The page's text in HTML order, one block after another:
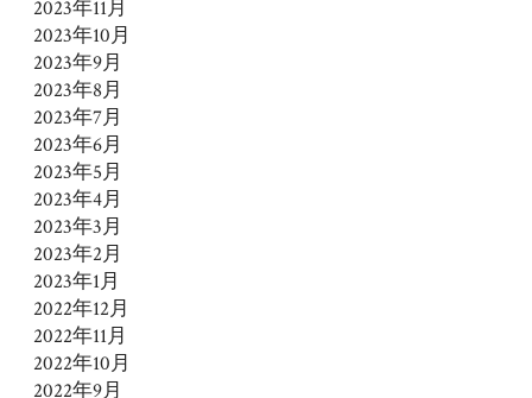
2023年11月
2023年10月
2023年9月
2023年8月
2023年7月
2023年6月
2023年5月
2023年4月
2023年3月
2023年2月
2023年1月
2022年12月
2022年11月
2022年10月
2022年9月